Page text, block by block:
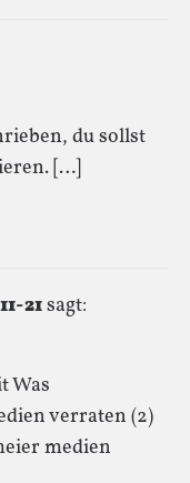
du sollst
[…]
21sagt:
Was
verraten (2)
medien